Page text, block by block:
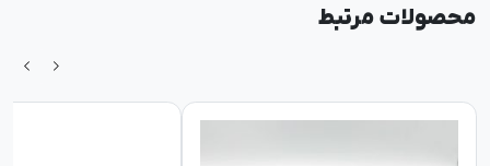
محصولات مرتبط